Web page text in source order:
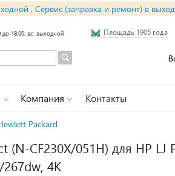
, Сервис (заправка и ремонт) в
до 18:00; вс: выходной Площадь 1905 года
Компания Контакты
Packard
CF230X/051H) для HP LJ
4K